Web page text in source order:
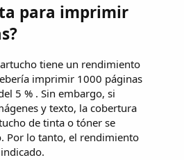
para imprimir
tiene un rendimiento
imprimir 1000 páginas
5 % . Sin embargo, si
y texto, la cobertura
de tinta o tóner se
Por lo tanto, el rendimiento